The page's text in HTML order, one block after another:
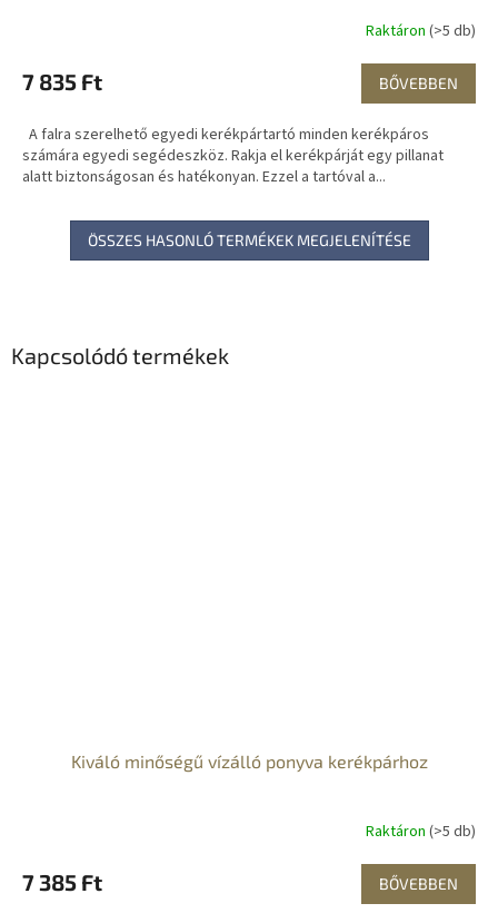
Kapcsolódó termékek
Kiváló minőségű vízálló ponyva kerékpárhoz
Raktáron (>5 db)
7 385 Ft BŐVEBBEN
Raktáron (>5 db)
7 835 Ft BŐVEBBEN
A falra szerelhető egyedi kerékpártartó minden kerékpáros
számára egyedi segédeszköz. Rakja el kerékpárját egy pillanat
alatt biztonságosan és hatékonyan. Ezzel a tartóval a...
ÖSSZES HASONLÓ TERMÉKEK MEGJELENÍTÉSE